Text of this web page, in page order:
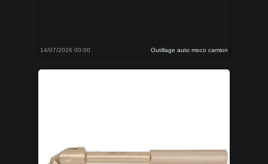
14/07/2026 00:00 Outillage auto moco camion